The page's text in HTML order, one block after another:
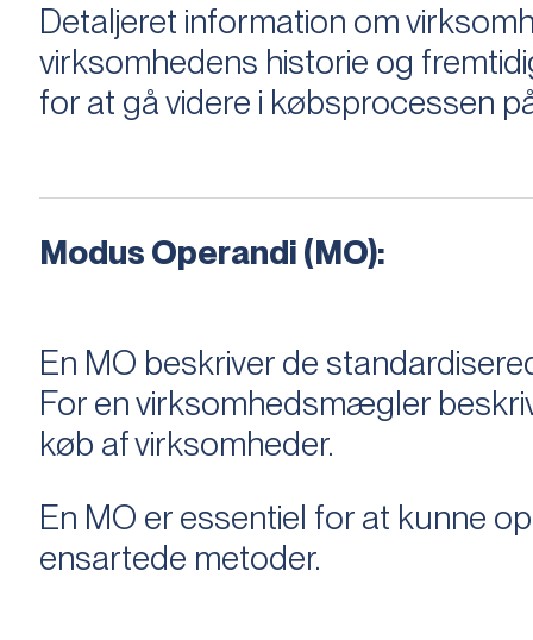
Detaljeret information om
virksomhedens historie og
for at gå videre i købsprocessen
Modus Operandi (MO):
En MO beskriver de
For en virksomhedsmægler
køb af virksomheder.
En MO er essentiel for at kunne
ensartede metoder.